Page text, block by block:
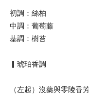
初調：絲柏
中調：葡萄藤
基調：樹苔
▎琥珀香調
（左起）沒藥與零陵香